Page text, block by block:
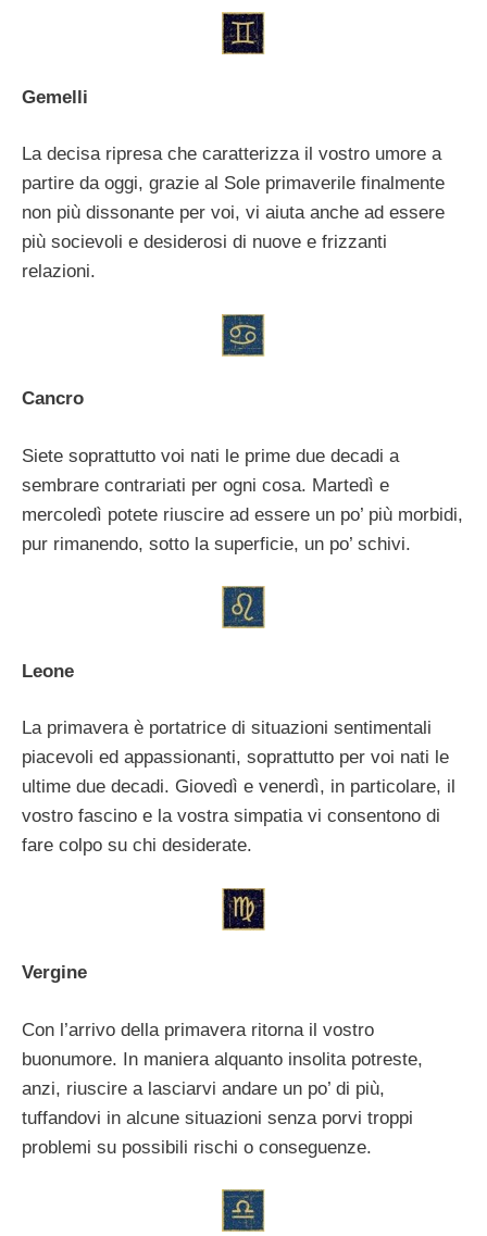
Gemelli
La decisa ripresa che caratterizza il vostro umore a
partire da oggi, grazie al Sole primaverile finalmente
non più dissonante per voi, vi aiuta anche ad essere
più socievoli e desiderosi di nuove e frizzanti
relazioni.
Cancro
Siete soprattutto voi nati le prime due decadi a
sembrare contrariati per ogni cosa. Martedì e
mercoledì potete riuscire ad essere un po’ più morbidi,
pur rimanendo, sotto la superficie, un po’ schivi.
Leone
La primavera è portatrice di situazioni sentimentali
piacevoli ed appassionanti, soprattutto per voi nati le
ultime due decadi. Giovedì e venerdì, in particolare, il
vostro fascino e la vostra simpatia vi consentono di
fare colpo su chi desiderate.
Vergine
Con l’arrivo della primavera ritorna il vostro
buonumore. In maniera alquanto insolita potreste,
anzi, riuscire a lasciarvi andare un po’ di più,
tuffandovi in alcune situazioni senza porvi troppi
problemi su possibili rischi o conseguenze.